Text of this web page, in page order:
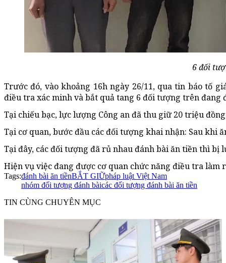
6 đối
Trước đó, vào khoảng 16h ngày 26/11, qua tin báo tố
điều tra xác minh và bắt quả tang 6 đối tượng trên
Tại chiếu bạc, lực lượng Công an đã thu giữ 20 triệu
Tại cơ quan, bước đầu các đối tượng khai nhận: Sau khi
Tại đây, các đối tượng đã rủ nhau đánh bài ăn tiền thì bị
Hiện vụ việc đang được cơ quan chức năng điều tra làm
Tags:đánh bài ăn tiềnBẮT GIỮpháp luật Việt Nam
nhóm đối tượng đánh bàicác đối tượng đánh bài ăn tiền
TIN CÙNG CHUYÊN MỤC